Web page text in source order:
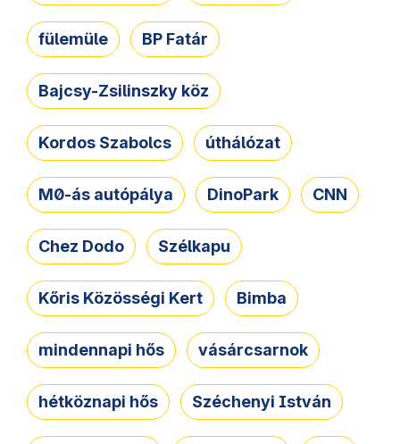
fülemüle BP Fatár
Bajcsy-Zsilinszky köz
Kordos Szabolcs úthálózat
M0-ás autópálya DinoPark CNN
Chez Dodo Szélkapu
Kőris Közösségi Kert Bimba
mindennapi hős vásárcsarnok
hétköznapi hős Széchenyi István